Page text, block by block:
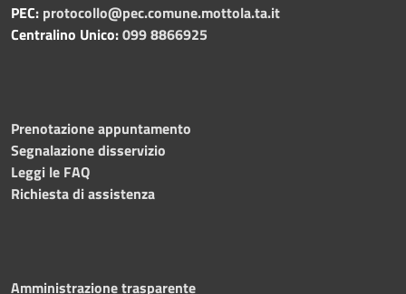
PEC: protocollo@pec.comune.mottola.ta.it
Centralino Unico:099 8866925
Prenotazione appuntamento
Segnalazione disservizio
Leggi le FAQ
Richiesta di assistenza
Amministrazione trasparente